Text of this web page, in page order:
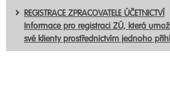
REGISTRACE ZPRACOVATELE ÚČETNICTVÍ
Informace pro registraci ZÚ, která
své klienty prostřednictvím jednoho